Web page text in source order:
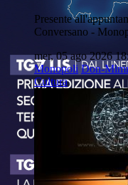
Presente
Conversano -
mer, 05 ago 2026
Monopoli Don-
Cultura